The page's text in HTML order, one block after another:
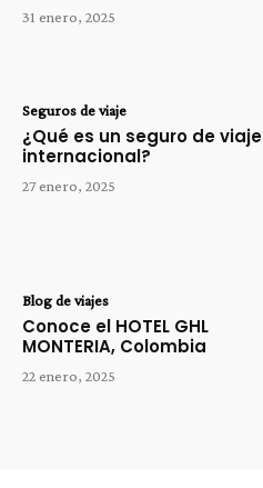
31 enero, 2025
Seguros de viaje
¿Qué es un seguro de viaje
internacional?
27 enero, 2025
Blog de viajes
Conoce el HOTEL GHL
MONTERIA, Colombia
22 enero, 2025